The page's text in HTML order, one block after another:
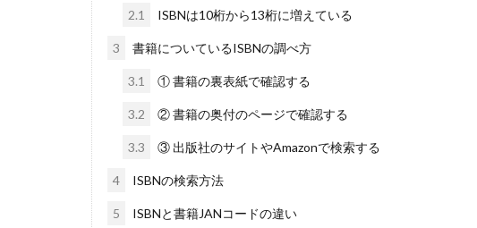
2.1 ISBNは10桁から13桁に増えている
3 書籍についているISBNの調べ方
3.1 ① 書籍の裏表紙で確認する
3.2 ② 書籍の奥付のページで確認する
3.3 ③ 出版社のサイトやAmazonで検索する
4 ISBNの検索方法
5 ISBNと書籍JANコードの違い